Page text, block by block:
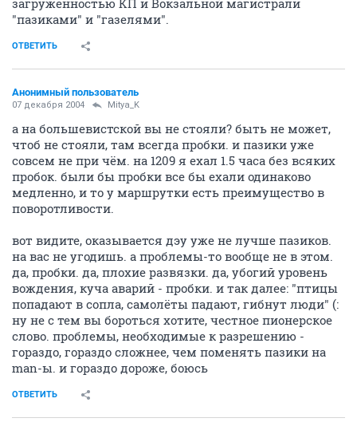
"пазиками" и "газелями".
ОТВЕТИТЬ
Анонимный пользователь
07 декабря 2004 Mitya_K
а на большевистской вы не стояли? быть не может,
чтоб не стояли, там всегда пробки. и пазики уже
совсем не при чём. на 1209 я ехал 1.5 часа без всяких
пробок. были бы пробки все бы ехали одинаково
медленно, и то у маршрутки есть преимущество в
поворотливости.
вот видите, оказывается дэу уже не лучше пазиков.
на вас не угодишь. а проблемы-то вообще не в этом.
да, пробки. да, плохие развязки. да, убогий уровень
вождения, куча аварий - пробки. и так далее: "птицы
попадают в сопла, самолёты падают, гибнут люди" (:
ну не с тем вы бороться хотите, честное пионерское
слово. проблемы, необходимые к разрешению -
гораздо, гораздо сложнее, чем поменять пазики на
man-ы. и гораздо дороже, боюсь
ОТВЕТИТЬ